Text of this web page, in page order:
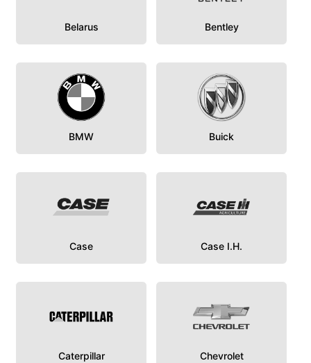
Belarus Bentley
BMW Buick
Case Case I.H.
Caterpillar Chevrolet